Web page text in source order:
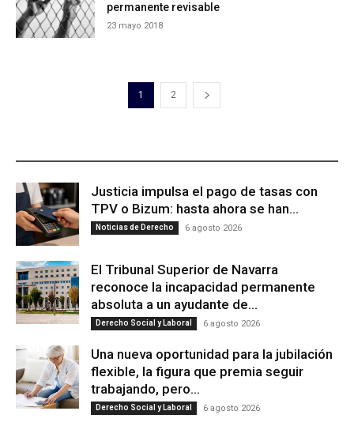
permanente revisable
23 mayo 2018
1 2
Justicia impulsa el pago de tasas con
TPV o Bizum: hasta ahora se han...
Noticias de Derecho 6 agosto 2026
El Tribunal Superior de Navarra
reconoce la incapacidad permanente
absoluta a un ayudante de...
Derecho Social y Laboral 6 agosto 2026
Una nueva oportunidad para la jubilación
flexible, la figura que premia seguir
trabajando, pero...
Derecho Social y Laboral 6 agosto 2026